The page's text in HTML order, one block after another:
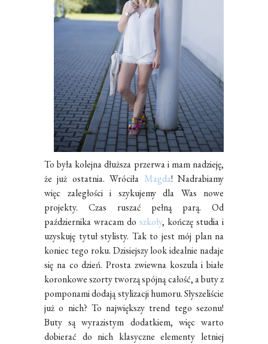
To była kolejna dłuższa przerwa i mam nadzieję,
że już ostatnia. Wróciła Magda! Nadrabiamy
więc zaległości i szykujemy dla Was nowe
projekty. Czas ruszać pełną parą. Od
października wracam do szkoły, kończę studia i
uzyskuję tytuł stylisty. Tak to jest mój plan na
koniec tego roku. Dzisiejszy look idealnie nadaje
się na co dzień. Prosta zwiewna koszula i białe
koronkowe szorty tworzą spójną całość, a buty z
pomponami dodają stylizacji humoru. Słyszeliście
już o nich? To największy trend tego sezonu!
Buty są wyrazistym dodatkiem, więc warto
dobierać do nich klasyczne elementy letniej